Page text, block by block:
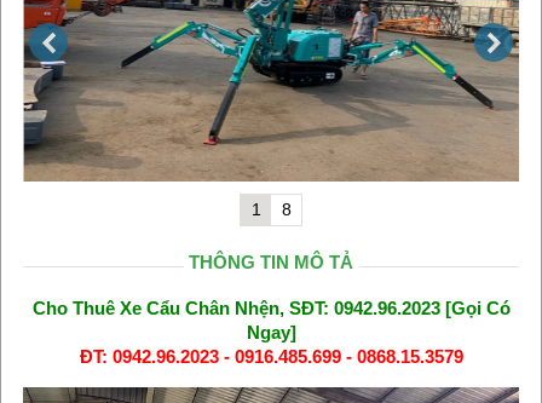
1 8
THÔNG TIN MÔ TẢ
Cho Thuê Xe Cẩu Chân Nhện, SĐT: 0942.96.2023 [Gọi Có
Ngay]
ĐT: 0942.96.2023 - 0916.485.699 - 0868.15.3579